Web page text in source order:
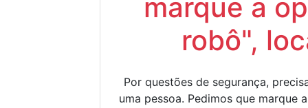
marque a
robô",
Por questões de segurança,
uma pessoa. Pedimos que marque